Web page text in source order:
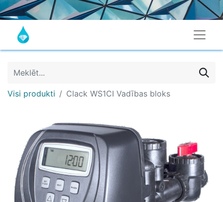
Visi produkti Clack WS1CI Vadības bloks